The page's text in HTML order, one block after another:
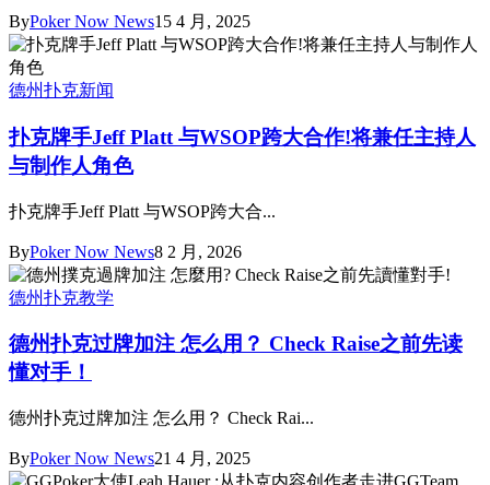
ByPoker Now News15 4 月, 2025
德州扑克新闻
扑克牌手Jeff Platt 与WSOP跨大合作!将兼任主持人
与制作人角色
扑克牌手Jeff Platt 与WSOP跨大合...
ByPoker Now News8 2 月, 2026
德州扑克教学
德州扑克过牌加注 怎么用？ Check Raise之前先读
懂对手！
德州扑克过牌加注 怎么用？ Check Rai...
ByPoker Now News21 4 月, 2025